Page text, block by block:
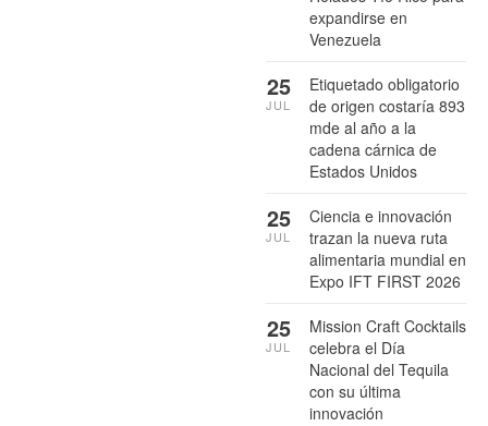
expandirse en
Venezuela
Etiquetado obligatorio
de origen costaría 893
mde al año a la
cadena cárnica de
Estados Unidos
25
JUL
Ciencia e innovación
trazan la nueva ruta
alimentaria mundial en
Expo IFT FIRST 2026
25
JUL
Mission Craft Cocktails
celebra el Día
Nacional del Tequila
con su última
innovación
25
JUL